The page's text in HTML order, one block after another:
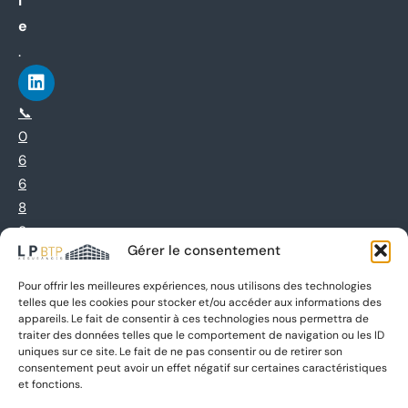
Gérer le consentement
Pour offrir les meilleures expériences, nous utilisons des technologies
telles que les cookies pour stocker et/ou accéder aux informations des
appareils. Le fait de consentir à ces technologies nous permettra de
traiter des données telles que le comportement de navigation ou les ID
uniques sur ce site. Le fait de ne pas consentir ou de retirer son
consentement peut avoir un effet négatif sur certaines caractéristiques
et fonctions.
e
.
📞
0
6
6
8
9
4
5
7
0
6